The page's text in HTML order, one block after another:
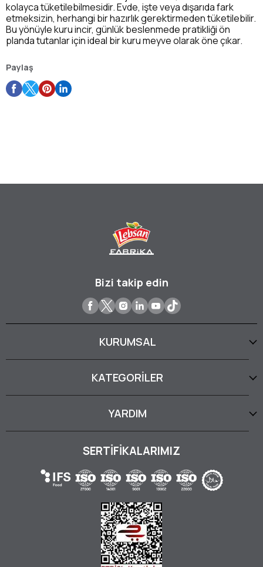
Paylaş
kolayca tüketilebilmesidir. Evde, işte veya dışarıda fark
etmeksizin, herhangi bir hazırlık gerektirmeden tüketilebilir.
Bu yönüyle kuru incir, günlük beslenmede pratikliği ön
planda tutanlar için ideal bir kuru meyve olarak öne çıkar.
Bizi takip edin
KURUMSAL
KATEGORİLER
YARDIM
SERTİFİKALARIMIZ